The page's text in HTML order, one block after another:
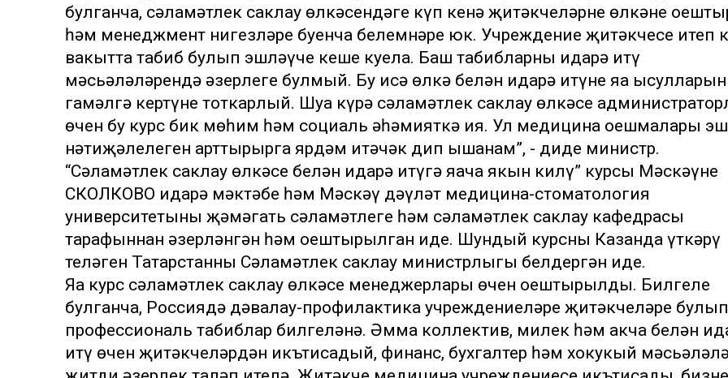
булганча, сәламәтлек саклау өлкәсендәге күп кенә җитәкчеләрнең өлкәне
һәм менеджмент нигезләре буенча белемнәре юк. Учреждение җитәкчесе итеп
вакытта табиб булып эшләүче кеше куела. Баш табибларның идарә итү
мәсьәләләрендә әзерлеге булмый. Бу исә өлкә белән идарә итүнең яңа ысулларын
гамәлгә кертүне тоткарлый. Шуңа күрә сәламәтлек саклау өлкәсе
өчен бу курс бик мөһим һәм социаль әһәмияткә ия. Ул медицина оешмалары
нәтиҗәлелеген арттырырга ярдәм итәчәк дип ышанам”, - диде министр.
“Сәламәтлек саклау өлкәсе белән идарә итүгә яңача якын килү” курсы Мәскәүнең
СКОЛКОВО идарә мәктәбе һәм Мәскәү дәүләт медицина-стоматология
университетының җәмәгать сәламәтлеге һәм сәламәтлек саклау кафедрасы
тарафыннан әзерләнгән һәм оештырылган иде. Шундый курсны Казанда үткәрү
теләген Татарстанның Сәламәтлек саклау министрлыгы белдергән иде.
Яңа курс сәламәтлек саклау өлкәсе менеджерлары өчен оештырылды. Билгеле
булганча, Россиядә дәвалау-профилактика учреждениеләре җитәкчеләре булып
профессиональ табиблар билгеләнә. Әмма коллектив, милек һәм акча белән
итү өчен җитәкчеләрдән икътисадый, финанс, бухгалтер һәм хокукый